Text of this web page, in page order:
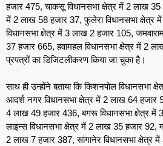
हजार 475, चाकसू विधानसभा क्षेत्र में 2 लाख 35
में 2 लाख 58 हजार 37, फुलेरा विधानसभा
विधानसभा क्षेत्र में 3 लाख 2 हजार 105,
37 हजार 665, हवामहल विधानसभा क्षेत्र में 2
प्रपत्रों का डिजिटलीकरण किया जा चुका है।
साथ ही उन्होंने बताया कि किशनपोल विधानसभा
आदर्श नगर विधानसभा क्षेत्र में 2 लाख 64 हजार
4 लाख 49 हजार 436, बगरू विधानसभा क्षेत्र में
लाइन्स विधानसभा क्षेत्र में 2 लाख 35 हजार 92,
2 लाख 7 हजार 387, सांगानेर विधानसभा क्षेत्र